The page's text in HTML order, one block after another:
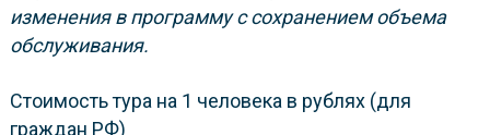
изменения в программу с сохранением объема
обслуживания.
Стоимость тура на 1 человека в рублях (для
граждан РФ)